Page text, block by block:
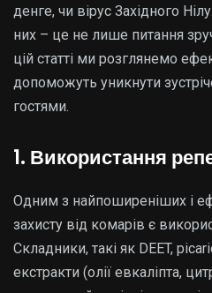
денге, чи вірус Західного
них – це не лише питання
цій статті ми розглянемо
допоможуть уникнути
гостями.
1. Використання
Одним з найпоширеніших і
захисту від комарів є
Складники, такі як DEET,
екстракти (олії евкаліпта,